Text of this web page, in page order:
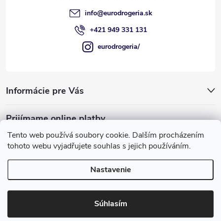
Tento web používá soubory cookie. Dalším procházením
tohoto webu vyjadřujete souhlas s jejich používáním.
Nastavenie
Súhlasím
Informácie pre Vás
info@eurodrogeria.sk
+421 949 331 131
eurodrogeria/
Prijímame online platby
Copyright 2026eurodrogeria. Všetky práva vyhradené.Upraviť
nastavenie cookies